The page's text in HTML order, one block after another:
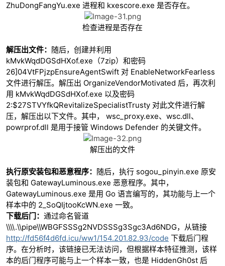
ZhuDongFangYu.exe 进程和 kxescore.exe 是否存在。
检查进程是否存在
解压出文件： 随后，创建并利用
kMvkWqdDGSdHXof.exe（7zip）和密码
26]04VtFPjzpEnsureAgentSwift 对 EnableNetworkFearless
文件进行解压。解压出 OrganizeVendorMotivated 后，再次利
用 kMvkWqdDGSdHXof.exe 以及密码
2:$27STVYfkQRevitalizeSpecialistTrusty 对此文件进行解
压，解压出以下文件。其中， wsc_proxy.exe、wsc.dll、
powrprof.dll 是用于接管 Windows Defender 的关键文件。
解压出的文件
执行原安装包和恶意程序： 随后，执行 sogou_pinyin.exe 原安
装包和 GatewayLuminous.exe 恶意程序。其中，
GatewayLuminous.exe 是用 Go 语言编写的，其功能与上一个
样本中的 2_SoQIjtooKcWN.exe 一致。
下载后门： 通过命名管道
\\\\.\\pipe\\WBGFSSSg2NVDSSSg3Sgc3Ad6NDG，从链接
http://fd56f4d6fd.icu/ww1/154.201.82.93/code 下载后门程
序。在分析时，该链接已无法访问，但根据样本特征推测，该样
本的后门程序可能与上一个样本一致，也是 HiddenGh0st 后